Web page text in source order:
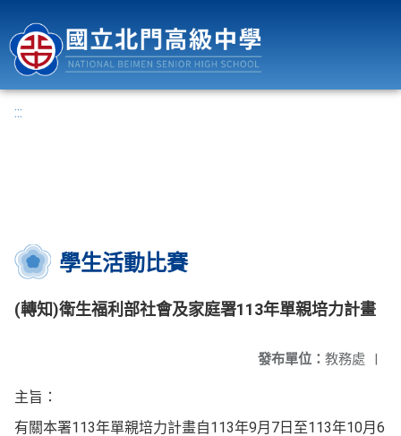
:::
學生活動比賽
(轉知)衛生福利部社會及家庭署113年單親培力計畫
發布單位： 教務處 |
主旨：
有關本署113年單親培力計畫自113年9月7日至113年10月6